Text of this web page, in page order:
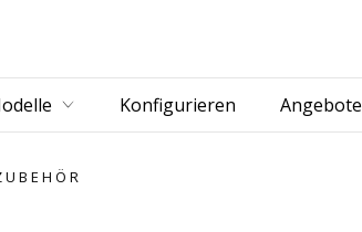
Konfigurieren Angebote